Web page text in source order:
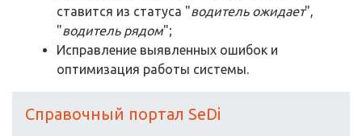
ставится из статуса "водитель ожидает",
"водитель рядом";
Исправление выявленных ошибок и
оптимизация работы системы.
Справочный портал SeDi